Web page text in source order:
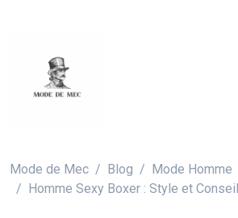
Mode de Mec Blog
Mode Homme
Homme Sexy Boxer : Style et